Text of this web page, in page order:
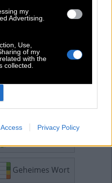
my
Advertising.
Use,
of my
with the
collected.
Privacy Policy
Mini
Tangle
Geheimes Wort